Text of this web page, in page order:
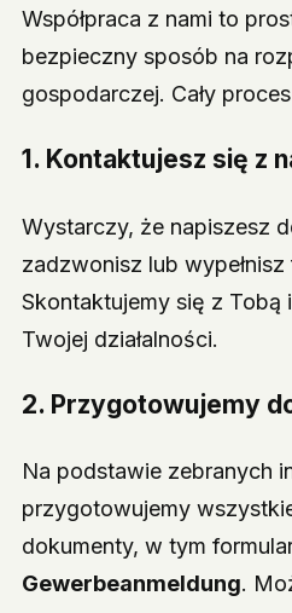
Współpraca z nami to
bezpieczny sposób na
gospodarczej. Cały
1. Kontaktujesz się z
Wystarczy, że napiszesz
zadzwonisz lub
Skontaktujemy się z Tobą
Twojej działalności.
2. Przygotowujemy
Na podstawie zebranych
przygotowujemy
dokumenty, w tym
Gewerbeanmeldung.